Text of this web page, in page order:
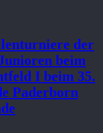
der
beim
I beim 35.
Paderborn